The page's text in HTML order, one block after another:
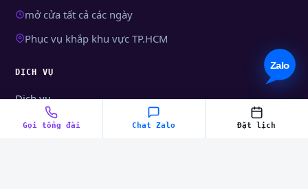
mở cửa tất cả các ngày
Phục vụ khắp khu vực TP.HCM
DỊCH VỤ
Dịch vụ
Tư vấn điện máy
Gọi tổng đài Chat Zalo Đặt lịch